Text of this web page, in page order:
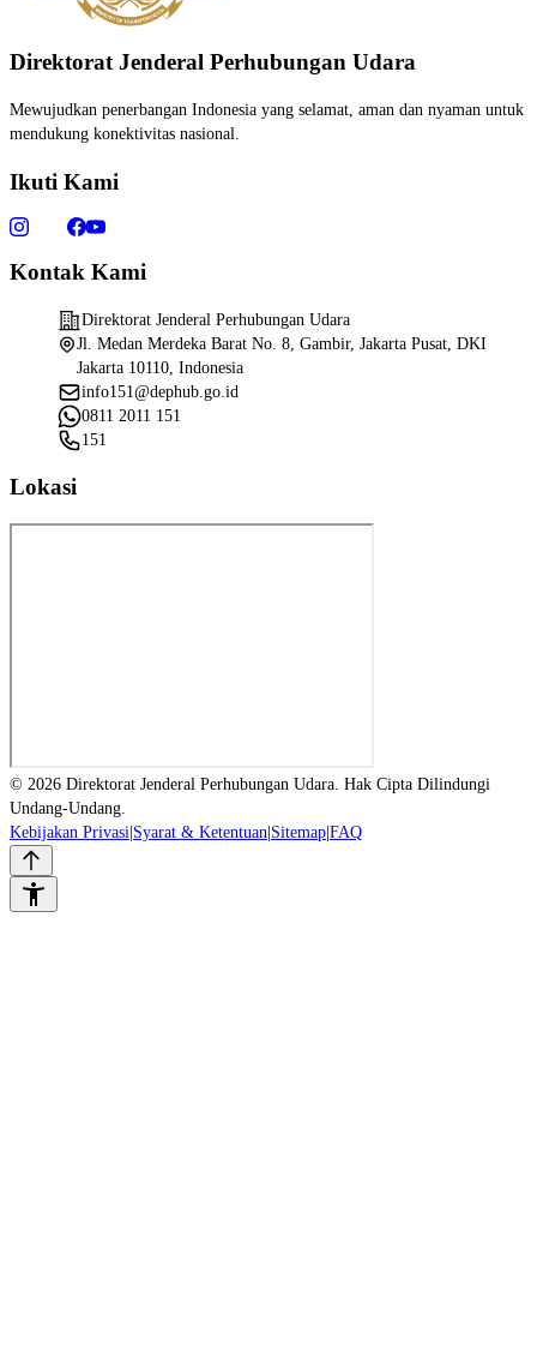
Direktorat Jenderal Perhubungan Udara
Mewujudkan penerbangan Indonesia yang selamat, aman dan nyaman untuk
mendukung konektivitas nasional.
Ikuti Kami
Kontak Kami
Direktorat Jenderal Perhubungan Udara
Jl. Medan Merdeka Barat No. 8, Gambir, Jakarta Pusat, DKI
Jakarta 10110, Indonesia
info151@dephub.go.id
0811 2011 151
151
Lokasi
© 2026 Direktorat Jenderal Perhubungan Udara. Hak Cipta Dilindungi
Undang-Undang.
Kebijakan Privasi Syarat & Ketentuan Sitemap FAQ